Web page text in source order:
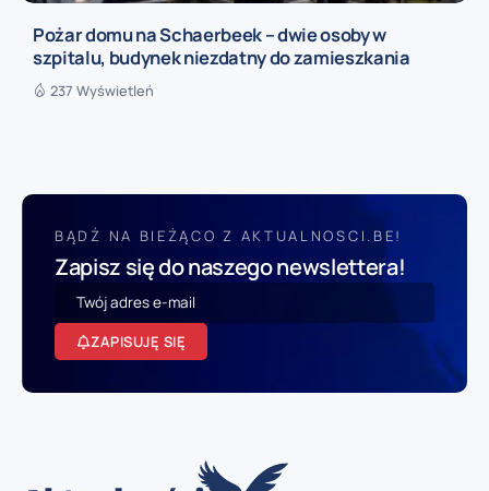
Pożar domu na Schaerbeek – dwie osoby w
szpitalu, budynek niezdatny do zamieszkania
237 Wyświetleń
BĄDŹ NA BIEŻĄCO Z AKTUALNOSCI.BE!
Zapisz się do naszego newslettera!
ZAPISUJĘ SIĘ